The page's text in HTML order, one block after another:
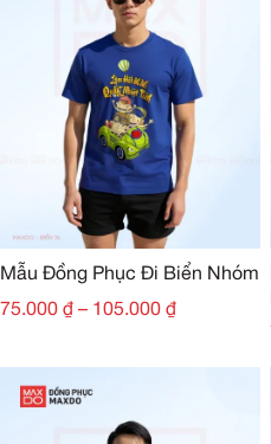
Mẫu Đồng Phục Đi Biển Nhóm
75.000 ₫ – 105.000 ₫